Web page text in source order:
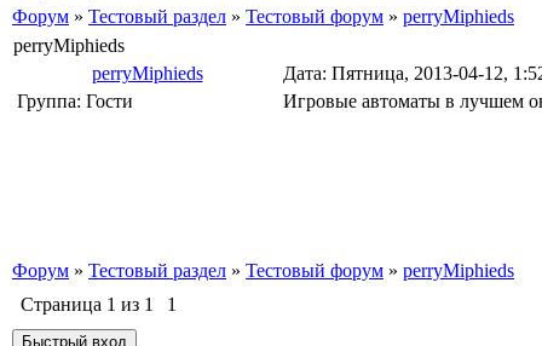
Форум » Тестовый раздел » Тестовый форум » perryMiphieds
perryMiphieds
perryMiphieds
Дата: Пятница, 2013-04-12,
Группа: Гости
Игровые автоматы в лучшем
Форум » Тестовый раздел » Тестовый форум » perryMiphieds
Страница 1 из 1 1